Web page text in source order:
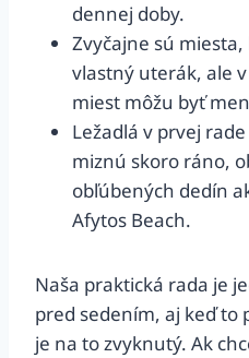
dennej doby.
Zvyčajne sú
vlastný uterák, ale
miest môžu byť
Ležadlá v prvej
miznú skoro ráno,
obľúbených dedín
Afytos Beach.
Naša praktická rada je
pred sedením, aj keď to
je na to zvyknutý. Ak